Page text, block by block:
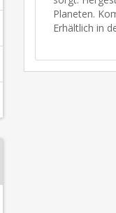
Planeten.
Erhältlich in